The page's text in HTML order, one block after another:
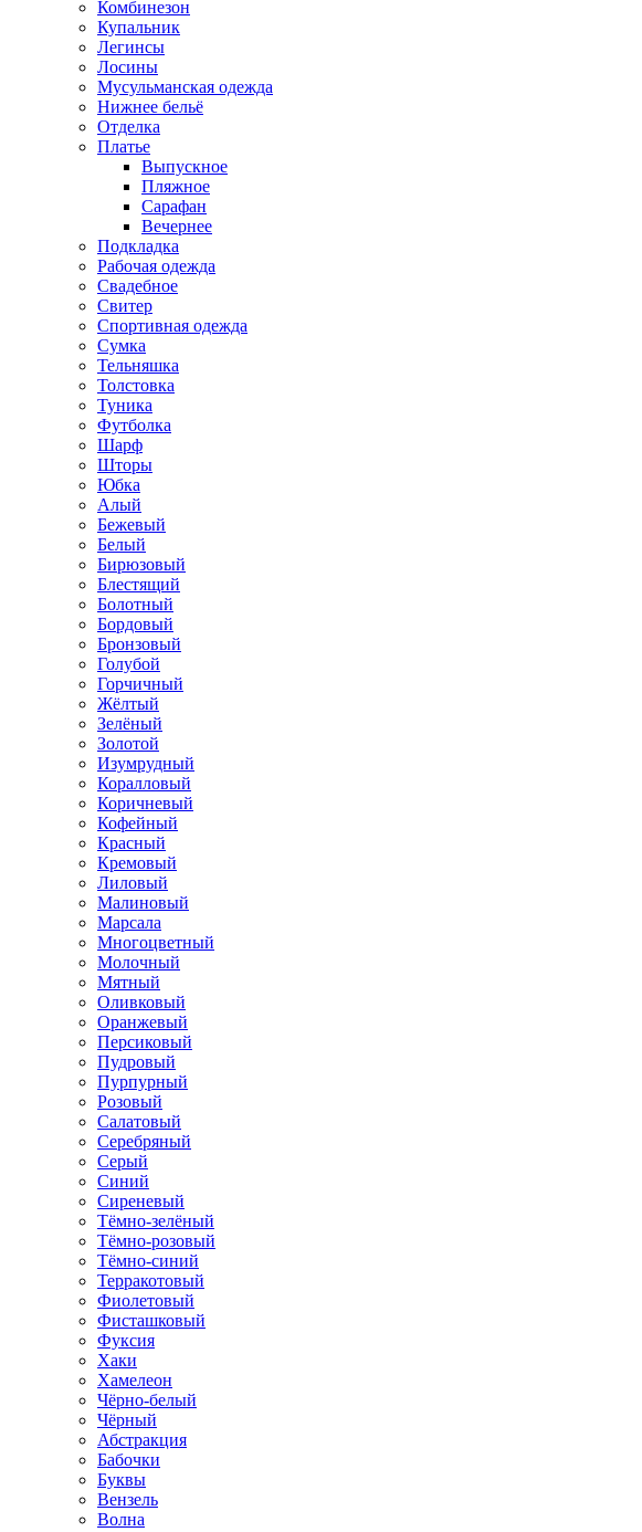
Комбинезон
Купальник
Легинсы
Лосины
Мусульманская одежда
Нижнее бельё
Отделка
Платье
Выпускное
Пляжное
Сарафан
Вечернее
Подкладка
Рабочая одежда
Свадебное
Свитер
Спортивная одежда
Сумка
Тельняшка
Толстовка
Туника
Футболка
Шарф
Шторы
Юбка
Алый
Бежевый
Белый
Бирюзовый
Блестящий
Болотный
Бордовый
Бронзовый
Голубой
Горчичный
Жёлтый
Зелёный
Золотой
Изумрудный
Коралловый
Коричневый
Кофейный
Красный
Кремовый
Лиловый
Малиновый
Марсала
Многоцветный
Молочный
Мятный
Оливковый
Оранжевый
Персиковый
Пудровый
Пурпурный
Розовый
Салатовый
Серебряный
Серый
Синий
Сиреневый
Тёмно-зелёный
Тёмно-розовый
Тёмно-синий
Терракотовый
Фиолетовый
Фисташковый
Фуксия
Хаки
Хамелеон
Чёрно-белый
Чёрный
Абстракция
Бабочки
Буквы
Вензель
Волна